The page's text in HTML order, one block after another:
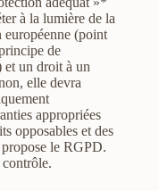
à la lumière de la
européenne (point
de
et un droit à un
elle devra
appropriées
opposables et des
le RGPD.
contrôle.